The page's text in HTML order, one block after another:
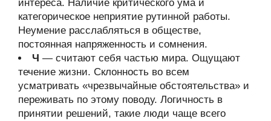
интереса. Наличие критического ума и
категорическое неприятие рутинной работы.
Неумение расслабляться в обществе,
постоянная напряженность и сомнения.
Ч — считают себя частью мира. Ощущают
течение жизни. Склонность во всем
усматривать «чрезвычайные обстоятельства» и
переживать по этому поводу. Логичность в
принятии решений, такие люди чаще всего